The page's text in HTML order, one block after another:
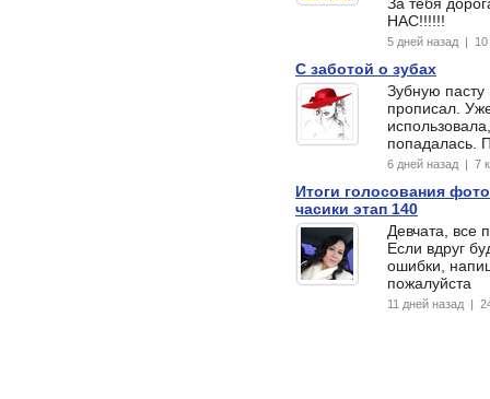
НАС!!!!!!
5 дней назад |
С заботой о зубах
Зубную пасту
прописал.
попадалась.
6 дней назад | 7
Итоги голосования
часики этап 140
Девчата, все
Если вдруг
ошибки,
пожалуйста
11 дней назад |